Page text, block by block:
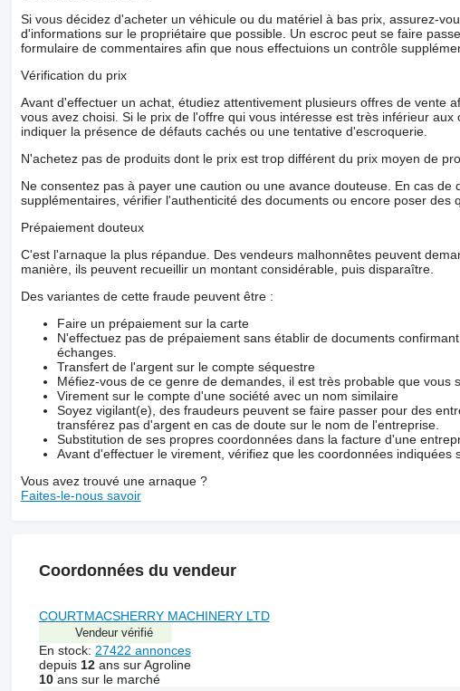
Si vous décidez d'acheter un véhicule ou du matériel à bas prix, assurez-
d'informations sur le propriétaire que possible. Un escroc peut se faire
formulaire de commentaires afin que nous effectuions un contrôle
Vérification du prix
Avant d'effectuer un achat, étudiez attentivement plusieurs offres de vente
vous avez choisi. Si le prix de l'offre qui vous intéresse est très inférieur
indiquer la présence de défauts cachés ou une tentative d'escroquerie.
N'achetez pas de produits dont le prix est trop différent du prix moyen de
Ne consentez pas à payer une caution ou une avance douteuse. En cas
supplémentaires, vérifier l'authenticité des documents ou encore poser des
Prépaiement douteux
C'est l'arnaque la plus répandue. Des vendeurs malhonnêtes peuvent
manière, ils peuvent recueillir un montant considérable, puis disparaître.
Des variantes de cette fraude peuvent être :
Faire un prépaiement sur la carte
N'effectuez pas de prépaiement sans établir de documents
échanges.
Transfert de l'argent sur le compte séquestre
Méfiez-vous de ce genre de demandes, il est très probable que vous
Virement sur le compte d'une société avec un nom similaire
Soyez vigilant(e), des fraudeurs peuvent se faire passer pour des
transférez pas d'argent en cas de doute sur le nom de l'entreprise.
Substitution de ses propres coordonnées dans la facture d'une
Avant d'effectuer le virement, vérifiez que les coordonnées
Vous avez trouvé une arnaque ?
Faites-le-nous savoir
Coordonnées du vendeur
COURTMACSHERRY MACHINERY LTD
Vendeur vérifié
En stock: 27422 annonces
depuis 12ans sur Agroline
10ans sur le marché